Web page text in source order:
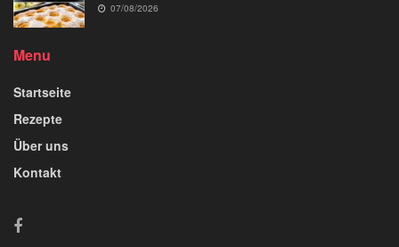
07/08/2026
Menu
Startseite
Rezepte
Über uns
Kontakt